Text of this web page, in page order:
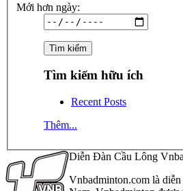
Mới hơn ngày:
Tìm kiếm hữu ích
Recent Posts
Thêm...
Diễn Đàn Cầu Lông
Vnbadminton.com là